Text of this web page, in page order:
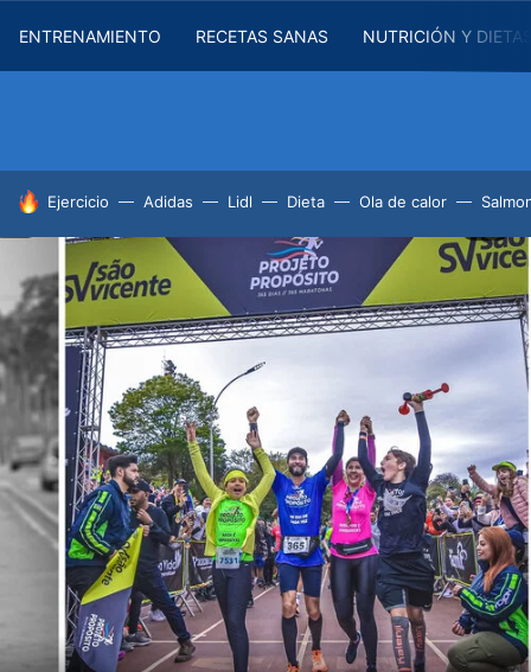
ENTRENAMIENTO RECETAS SANAS NUTRICIÓN Y
HOY SE HABLA DE
Ejercicio Adidas Lidl Dieta Ola de calor